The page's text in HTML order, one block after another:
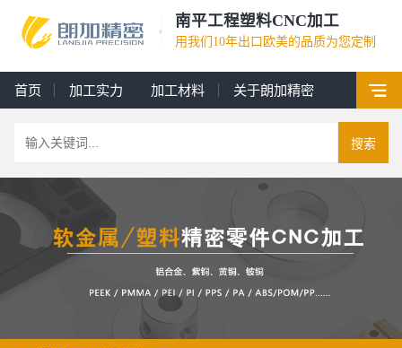
南平工程塑料CNC加工
用我们10年出口欧美的品质为您定制
首页 加工实力 加工材料 关于朗加精密
搜索